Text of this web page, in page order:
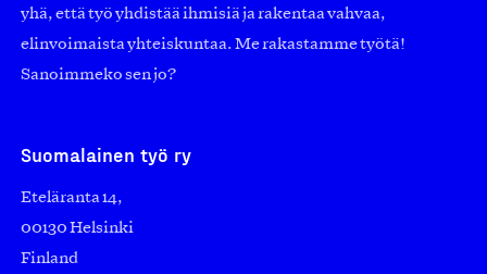
yhä, että työ yhdistää ihmisiä ja rakentaa vahvaa,
elinvoimaista yhteiskuntaa. Me rakastamme työtä!
Sanoimmeko sen jo?
Suomalainen työ ry
Eteläranta 14,
00130 Helsinki
Finland